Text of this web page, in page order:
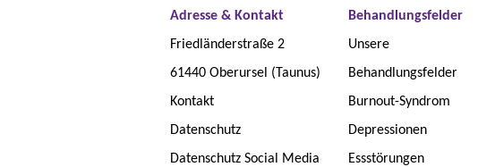
Adresse & Kontakt
Friedländerstraße 2
61440 Oberursel (Taunus)
Kontakt
Datenschutz
Datenschutz Social Media
Behandlungsfelder
Unsere
Behandlungsfelder
Burnout-Syndrom
Depressionen
Essstörungen